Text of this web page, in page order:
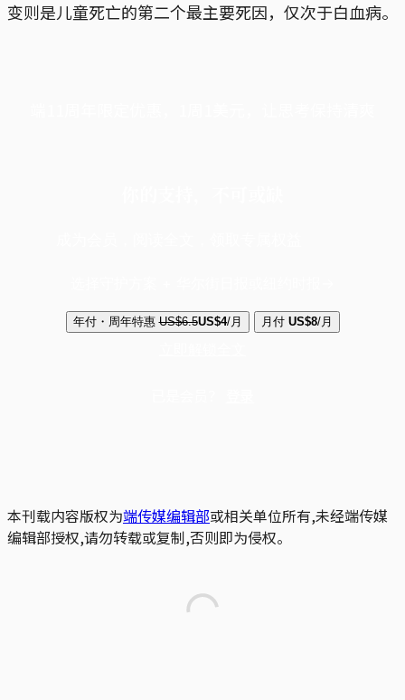
变则是儿童死亡的第二个最主要死因，仅次于白血病。
年付・周年特惠 US$6.5US$4/月 月付 US$8/月
本刊载内容版权为端传媒编辑部或相关单位所有,未经端传媒
编辑部授权,请勿转载或复制,否则即为侵权。